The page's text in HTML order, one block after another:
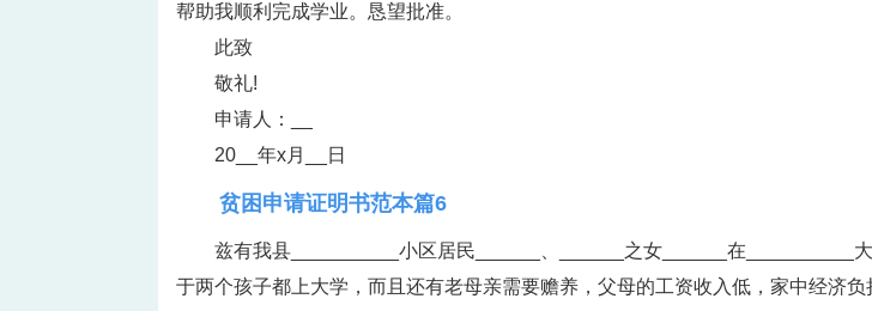
帮助我顺利完成学业。恳望批准。
此致
敬礼!
申请人：__
20__年x月__日
贫困申请证明书范本篇6
兹有我县__________小区居民______、______之女______在__________
于两个孩子都上大学，而且还有老母亲需要赡养，父母的工资收入低，家中经济